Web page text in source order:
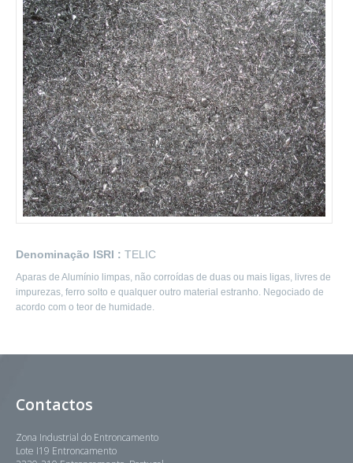
Denominação ISRI : TELIC
Aparas de Alumínio limpas, não corroídas de duas ou mais ligas, livres de
impurezas, ferro solto e qualquer outro material estranho. Negociado de
acordo com o teor de humidade.
Contactos
Zona Industrial do Entroncamento
Lote I19 Entroncamento